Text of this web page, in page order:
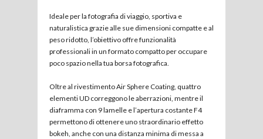
Ideale per la fotografia di viaggio, sportiva e
naturalistica grazie alle sue dimensioni compatte e al
peso ridotto, l’obiettivo offre funzionalità
professionali in un formato compatto per occupare
poco spazio nella tua borsa fotografica.
Oltre al rivestimento Air Sphere Coating, quattro
elementi UD correggono le aberrazioni, mentre il
diaframma con 9 lamelle e l’apertura costante F4
permettono di ottenere uno straordinario effetto
bokeh, anche con una distanza minima di messa a